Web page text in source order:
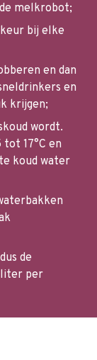
melkrobot;
bij elke
en dan
en
krijgen;
wordt.
17°C en
koud water
de
per